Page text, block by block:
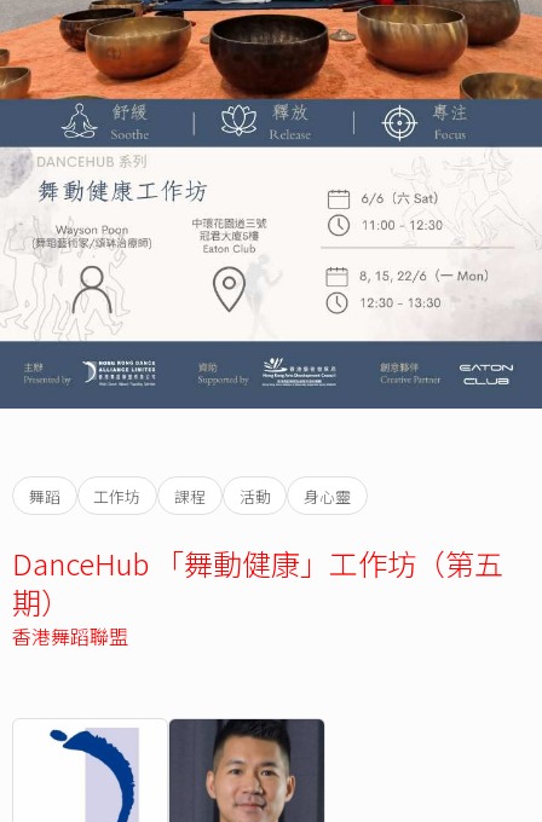
舞蹈 工作坊 課程 活動 身心靈
DanceHub 「舞動健康」工作坊（第五
期）
香港舞蹈聯盟